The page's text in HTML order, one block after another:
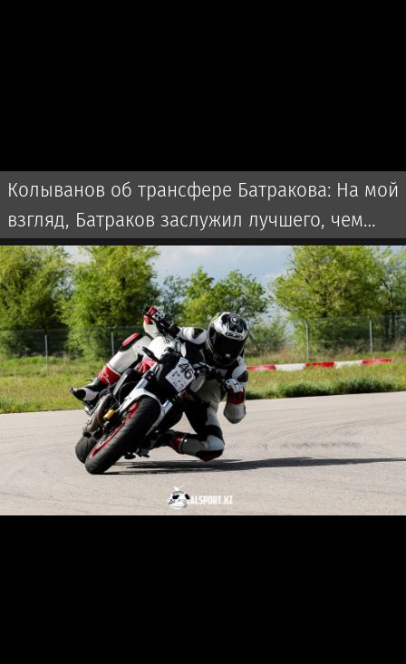
Колыванов об трансфере Батракова: На мой
взгляд, Батраков заслужил лучшего, чем
чемпионат Турции